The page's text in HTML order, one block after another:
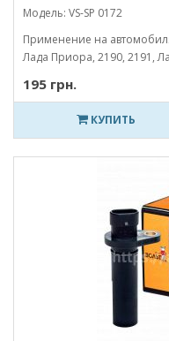
Модель: VS-SP 0172
Применение на
Лада Приора, 2190, 2191,
195 грн.
КУПИТЬ